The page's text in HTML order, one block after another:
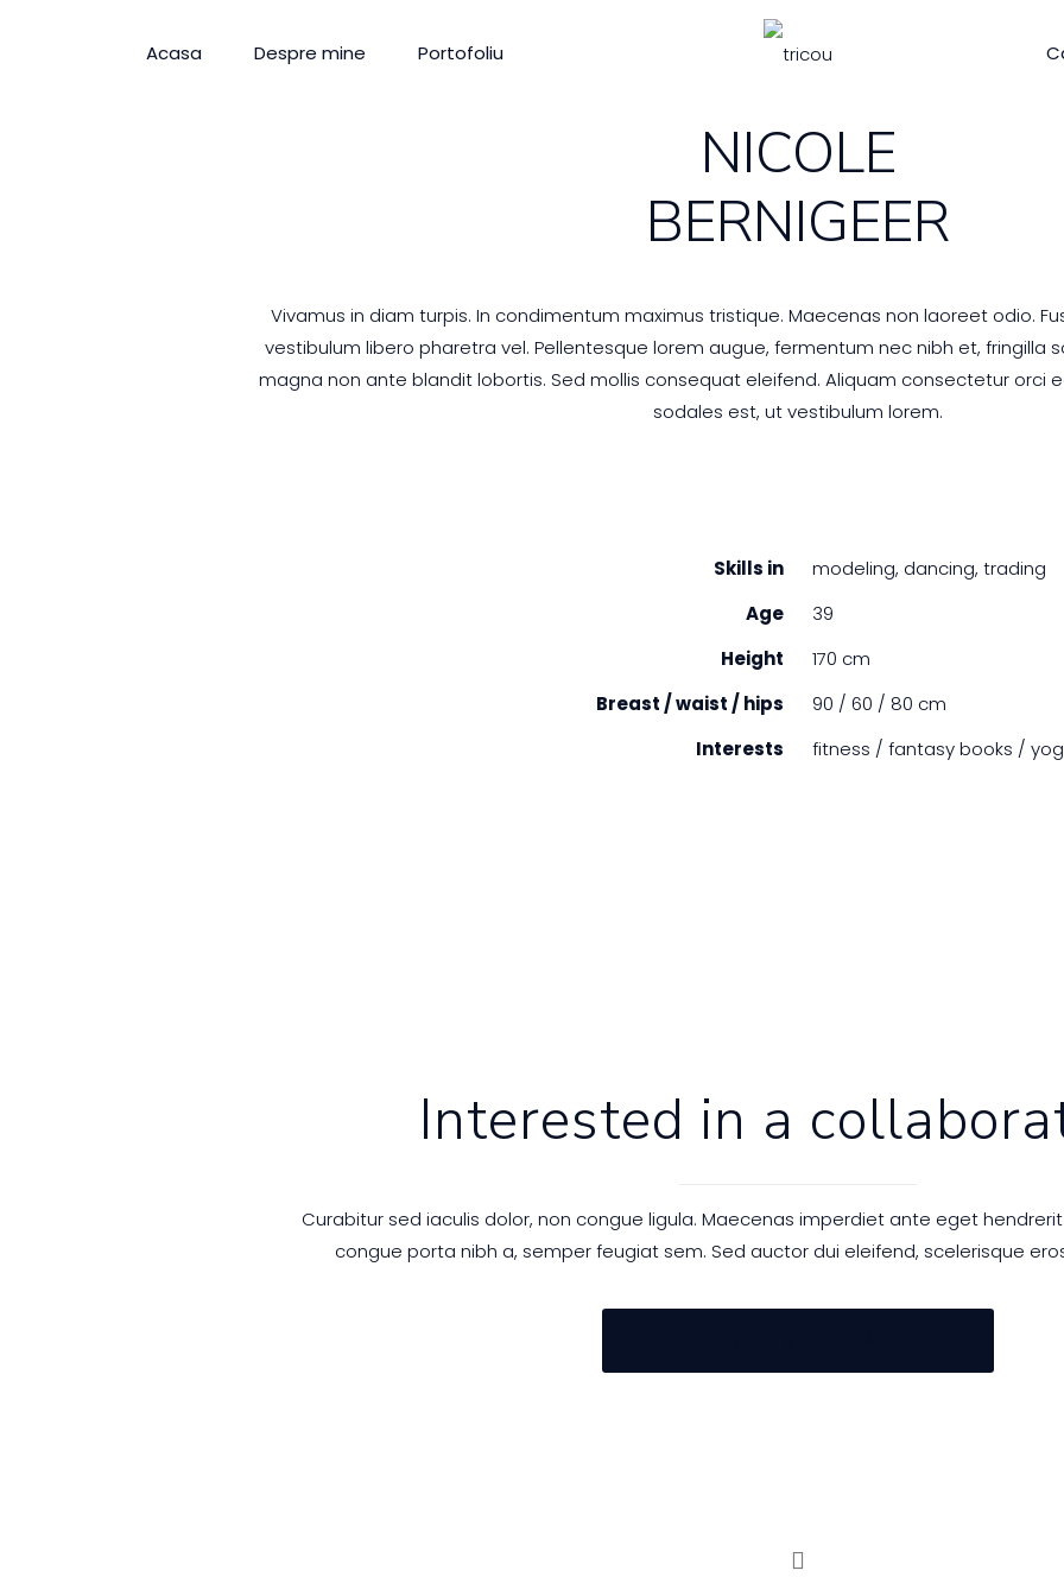
Acasa Despre mine Portofoliu
NICOLE
BERNIGEER
Vivamus in diam turpis. In condimentum maximus tristique. Maecenas non laoreet odio.
vestibulum libero pharetra vel. Pellentesque lorem augue, fermentum nec nibh et, fringilla
magna non ante blandit lobortis. Sed mollis consequat eleifend. Aliquam consectetur orci
sodales est, ut vestibulum lorem.
Skills in
modeling, dancing, trading
Age
39
Height
170 cm
Breast / waist / hips
90 / 60 / 80 cm
Interests
fitness / fantasy books /
Interested in a
Curabitur sed iaculis dolor, non congue ligula. Maecenas imperdiet ante eget
congue porta nibh a, semper feugiat sem. Sed auctor dui eleifend, scelerisque